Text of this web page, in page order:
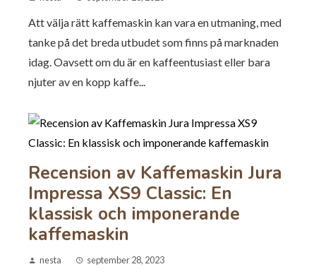
Att välja rätt kaffemaskin kan vara en utmaning, med
tanke på det breda utbudet som finns på marknaden
idag. Oavsett om du är en kaffeentusiast eller bara
njuter av en kopp kaffe...
Recension av Kaffemaskin Jura
Impressa XS9 Classic: En
klassisk och imponerande
kaffemaskin
nesta september 28, 2023